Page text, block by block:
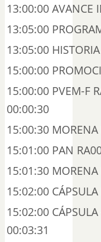
13:00:00 AVANCE
13:05:00
13:05:00
15:00:00
15:00:00 PVEM-F
00:00:30
15:00:30
15:01:00 PAN
15:01:30
15:02:00
15:02:00
00:03:31